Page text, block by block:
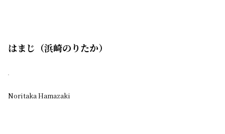
はまじ（浜崎のりたか）
Noritaka Hamazaki